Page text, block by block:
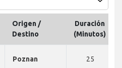
Origen /
Destino
Duración
(Minutos)
Poznan 25